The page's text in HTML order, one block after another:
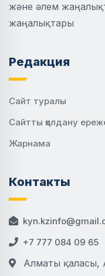
және әлем
жаңалықтары
Редакция
Сайт туралы
Сайтты қолдану
Жарнама
Контакты
+7 777 084 09 65
Алматы қаласы,